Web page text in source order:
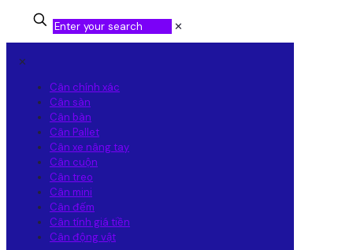
✕
✕
Cân chính xác
Cân sàn
Cân bàn
Cân Pallet
Cân xe nâng tay
Cân cuộn
Cân treo
Cân mini
Cân đếm
Cân tính giá tiền
Cân động vật